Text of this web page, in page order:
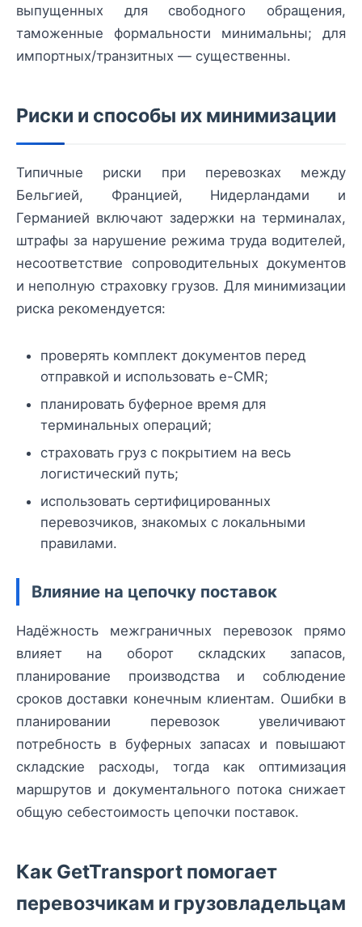
выпущенных для свободного обращения,
таможенные формальности минимальны; для
импортных/транзитных — существенны.
Риски и способы их минимизации
Типичные риски при перевозках между
Бельгией, Францией, Нидерландами и
Германией включают задержки на терминалах,
штрафы за нарушение режима труда водителей,
несоответствие сопроводительных документов
и неполную страховку грузов. Для минимизации
риска рекомендуется:
проверять комплект документов перед
отправкой и использовать e-CMR;
планировать буферное время для
терминальных операций;
страховать груз с покрытием на весь
логистический путь;
использовать сертифицированных
перевозчиков, знакомых с локальными
правилами.
Влияние на цепочку поставок
Надёжность межграничных перевозок прямо
влияет на оборот складских запасов,
планирование производства и соблюдение
сроков доставки конечным клиентам. Ошибки в
планировании перевозок увеличивают
потребность в буферных запасах и повышают
складские расходы, тогда как оптимизация
маршрутов и документального потока снижает
общую себестоимость цепочки поставок.
Как GetTransport помогает
перевозчикам и грузовладельцам